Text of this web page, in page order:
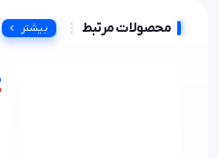
محصولات مرتبط بیشتر